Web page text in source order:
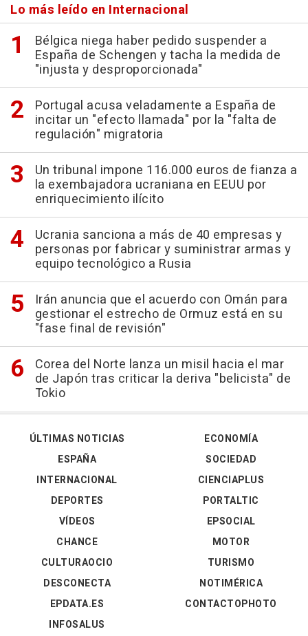
Lo más leído en Internacional
Bélgica niega haber pedido suspender a
España de Schengen y tacha la medida de
"injusta y desproporcionada"
Portugal acusa veladamente a España de
incitar un "efecto llamada" por la "falta de
regulación" migratoria
Un tribunal impone 116.000 euros de fianza a
la exembajadora ucraniana en EEUU por
enriquecimiento ilícito
Ucrania sanciona a más de 40 empresas y
personas por fabricar y suministrar armas y
equipo tecnológico a Rusia
Irán anuncia que el acuerdo con Omán para
gestionar el estrecho de Ormuz está en su
"fase final de revisión"
Corea del Norte lanza un misil hacia el mar
de Japón tras criticar la deriva "belicista" de
Tokio
ÚLTIMAS NOTICIAS
ESPAÑA
INTERNACIONAL
DEPORTES
VÍDEOS
ECONOMÍA
SOCIEDAD
CIENCIAPLUS
PORTALTIC
EPSOCIAL
CHANCE
CULTURAOCIO
DESCONECTA
EPDATA.ES
INFOSALUS
MOTOR
TURISMO
NOTIMÉRICA
CONTACTOPHOTO